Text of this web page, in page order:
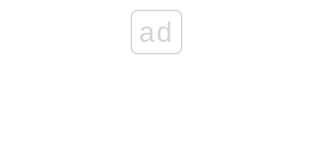
ad